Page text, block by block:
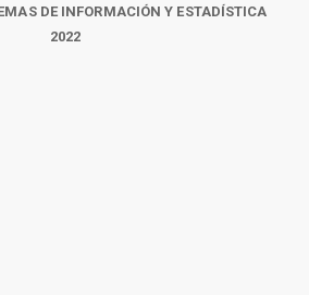
DE INFORMACIÓN Y ESTADÍSTICA
2022